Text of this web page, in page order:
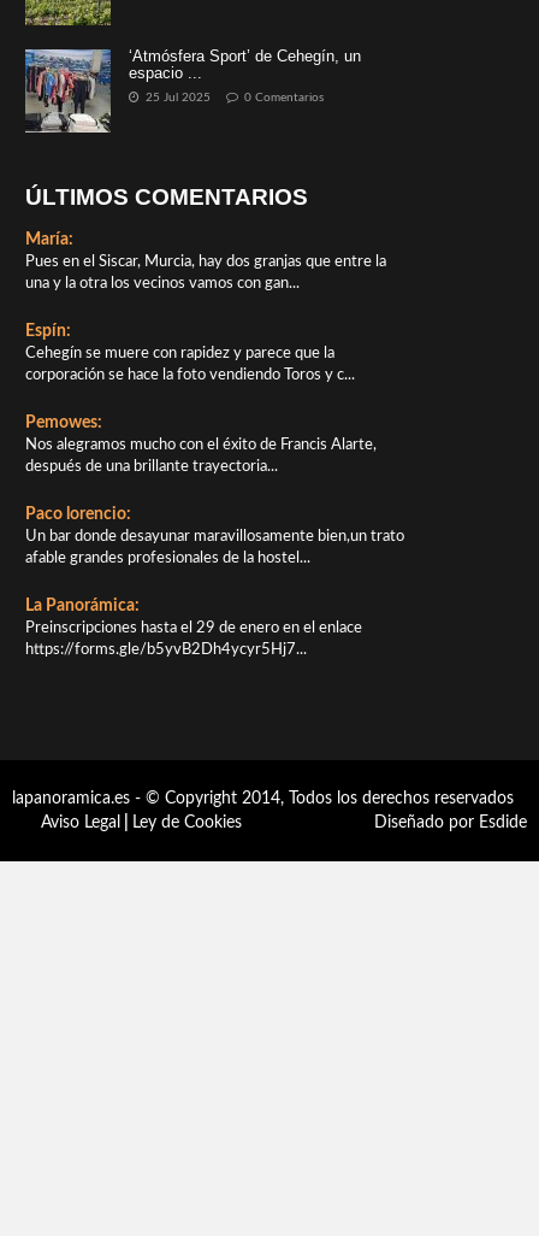
‘Atmósfera Sport’ de Cehegín, un
espacio ...
25 Jul 2025 0 Comentarios
ÚLTIMOS COMENTARIOS
María:
Pues en el Siscar, Murcia, hay dos granjas que entre la
una y la otra los vecinos vamos con gan...
Espín:
Cehegín se muere con rapidez y parece que la
corporación se hace la foto vendiendo Toros y c...
Pemowes:
Nos alegramos mucho con el éxito de Francis Alarte,
después de una brillante trayectoria...
Paco lorencio:
Un bar donde desayunar maravillosamente bien,un trato
afable grandes profesionales de la hostel...
La Panorámica:
Preinscripciones hasta el 29 de enero en el enlace
https://forms.gle/b5yvB2Dh4ycyr5Hj7...
lapanoramica.es - © Copyright 2014, Todos los derechos reservados
Aviso Legal
Ley de Cookies Diseñado por Esdide